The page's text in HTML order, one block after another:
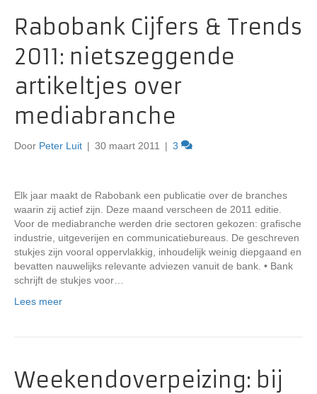
Rabobank Cijfers & Trends
2011: nietszeggende
artikeltjes over
mediabranche
Door Peter Luit | 30 maart 2011 | 3
Elk jaar maakt de Rabobank een publicatie over de branches
waarin zij actief zijn. Deze maand verscheen de 2011 editie.
Voor de mediabranche werden drie sectoren gekozen: grafische
industrie, uitgeverijen en communicatiebureaus. De geschreven
stukjes zijn vooral oppervlakkig, inhoudelijk weinig diepgaand en
bevatten nauwelijks relevante adviezen vanuit de bank. • Bank
schrijft de stukjes voor…
Lees meer
Weekendoverpeizing: bij